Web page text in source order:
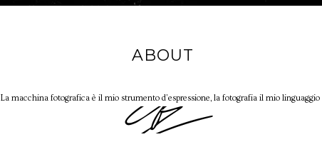
ABOUT
La macchina fotografica è il mio strumento d’espressione, la fotografia il mio linguaggio